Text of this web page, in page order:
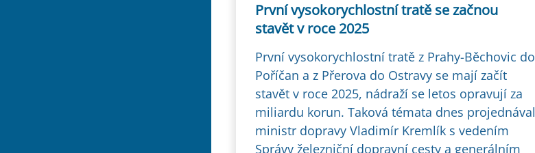
První vysokorychlostní tratě se začnou
stavět v roce 2025
První vysokorychlostní tratě z Prahy-Běchovic do
Poříčan a z Přerova do Ostravy se mají začít
stavět v roce 2025, nádraží se letos opravují za
miliardu korun. Taková témata dnes projednával
ministr dopravy Vladimír Kremlík s vedením
Správy železniční dopravní cesty a generálním